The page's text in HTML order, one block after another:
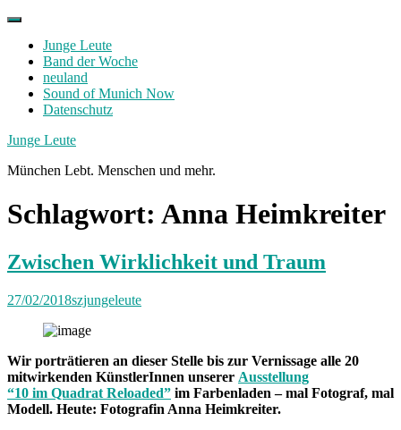
Skip
contentJunge Leute
Band der Woche
neuland
Sound of Munich Now
Datenschutz
Facebook
Twitter
Instagram
Junge Leute
München Lebt. Menschen und mehr.
Schlagwort: Anna Heimkreiter
Zwischen Wirklichkeit und Traum
27/02/2018szjungeleute
Wir porträtieren an dieser Stelle bis zur Vernissage alle 20
mitwirkenden KünstlerInnen unserer Ausstellung
“10 im Quadrat Reloaded” im Farbenladen – mal Fotograf, mal
Modell. Heute: Fotografin Anna Heimkreiter.